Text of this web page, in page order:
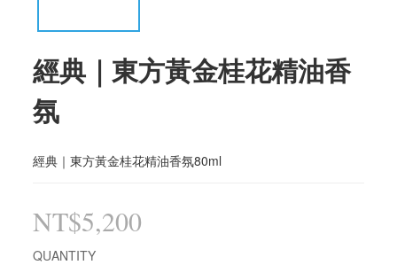
經典｜東方黃金桂花精油香
氛
經典｜東方黃金桂花精油香氛80ml
NT$5,200
QUANTITY